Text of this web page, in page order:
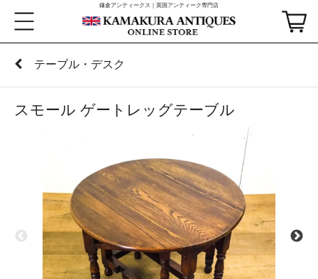
鎌倉アンティークス｜英国アンティーク専門店
テーブル・デスク
スモール ゲートレッグテーブル